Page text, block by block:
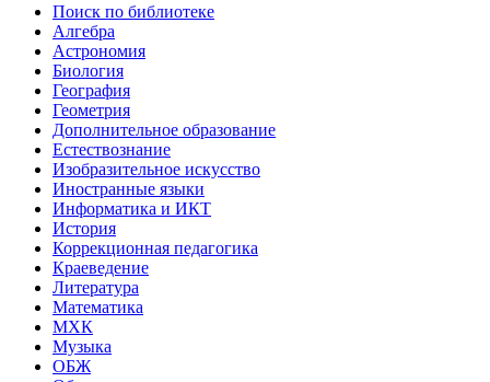
Поиск по библиотеке
Алгебра
Астрономия
Биология
География
Геометрия
Дополнительное образование
Естествознание
Изобразительное искусство
Иностранные языки
Информатика и ИКТ
История
Коррекционная педагогика
Краеведение
Литература
Математика
МХК
Музыка
ОБЖ